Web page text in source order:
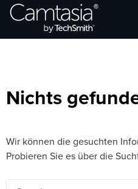
Direkt
zumBrowse Categories
Nichts
Wir können die gesuchten
Probieren Sie es über die